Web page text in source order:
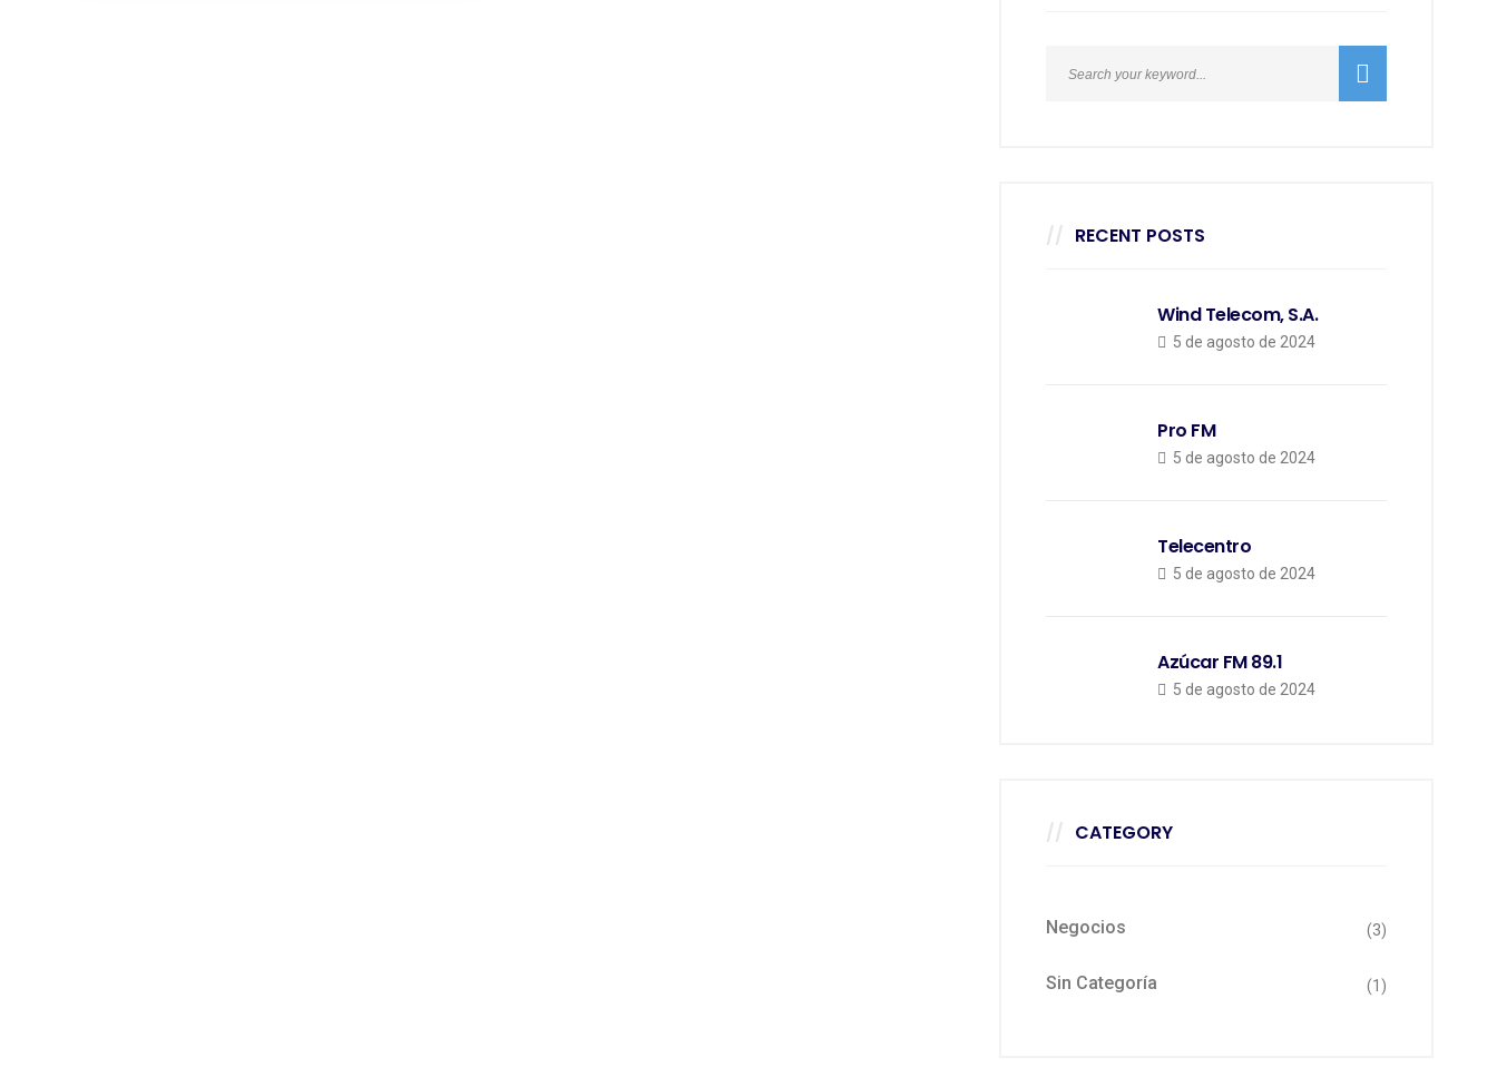
RECENT POSTS
Wind Telecom, S.A.
5 de agosto de 2024
Pro FM
5 de agosto de 2024
Telecentro
5 de agosto de 2024
Azúcar FM 89.1
5 de agosto de 2024
CATEGORY
Negocios (3)
Sin Categoría (1)